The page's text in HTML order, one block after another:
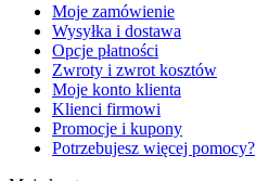
Moje zamówienie
Wysyłka i dostawa
Opcje płatności
Zwroty i zwrot kosztów
Moje konto klienta
Klienci firmowi
Promocje i kupony
Potrzebujesz więcej pomocy?